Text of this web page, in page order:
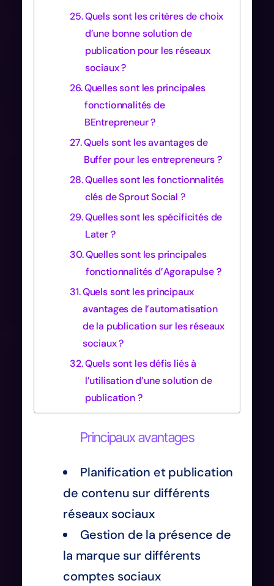
Quels sont les critères de choix
d’une bonne solution de
publication pour les réseaux
sociaux ?
Quelles sont les principales
fonctionnalités de
BEntrepreneur ?
Quels sont les avantages de
Buffer pour les entrepreneurs ?
Quelles sont les fonctionnalités
clés de Sprout Social ?
Quelles sont les spécificités de
Later ?
Quelles sont les principales
fonctionnalités d’Agorapulse ?
Quels sont les principaux
avantages de l’automatisation
de la publication sur les réseaux
sociaux ?
Quels sont les défis liés à
l’utilisation d’une solution de
publication ?
Principaux avantages
Planification et publication
de contenu sur différents
réseaux sociaux
Gestion de la présence de
la marque sur différents
comptes sociaux